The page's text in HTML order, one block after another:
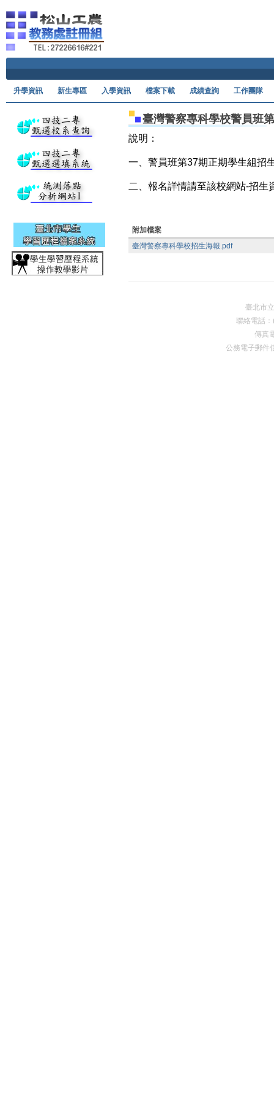
升學資訊 新生專區 入學資訊 檔案下載 成績查詢 工作團隊
臺灣警察專科學校警員班
說明：
一、警員班第37期正期學生組招
二、報名詳情請至該校網站-招生
附加檔案
臺灣警察專科學校招生海報.pdf
臺北市
聯絡電話
傳真
公務電子郵件